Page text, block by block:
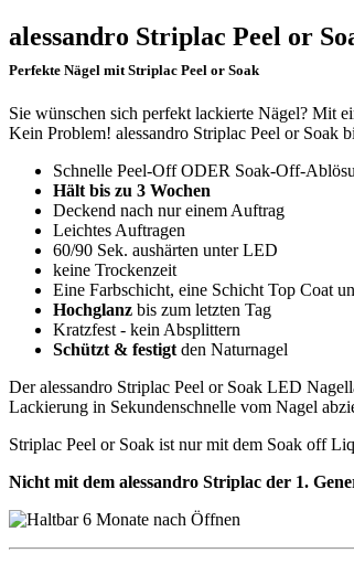
alessandro Striplac Peel or
Perfekte Nägel mit Striplac Peel or Soak
Sie wünschen sich perfekt lackierte Nägel? Mit
Kein Problem! alessandro Striplac Peel or Soak
Schnelle Peel-Off ODER Soak-Off-
Hält bis zu 3 Wochen
Deckend nach nur einem Auftrag
Leichtes Auftragen
60/90 Sek. aushärten unter LED
keine Trockenzeit
Eine Farbschicht, eine Schicht Top Coat
Hochglanz bis zum letzten Tag
Kratzfest - kein Absplittern
Schützt & festigt den Naturnagel
Der alessandro Striplac Peel or Soak LED
Lackierung in Sekundenschnelle vom Nagel
Striplac Peel or Soak ist nur mit dem Soak off
Nicht mit dem alessandro Striplac der 1.